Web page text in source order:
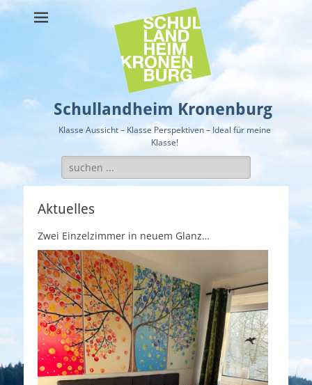
Schullandheim Kronenburg
Klasse Aussicht – Klasse Perspektiven – Ideal für meine
Klasse!
Suche
nach:
Aktuelles
Zwei Einzelzimmer in neuem Glanz…